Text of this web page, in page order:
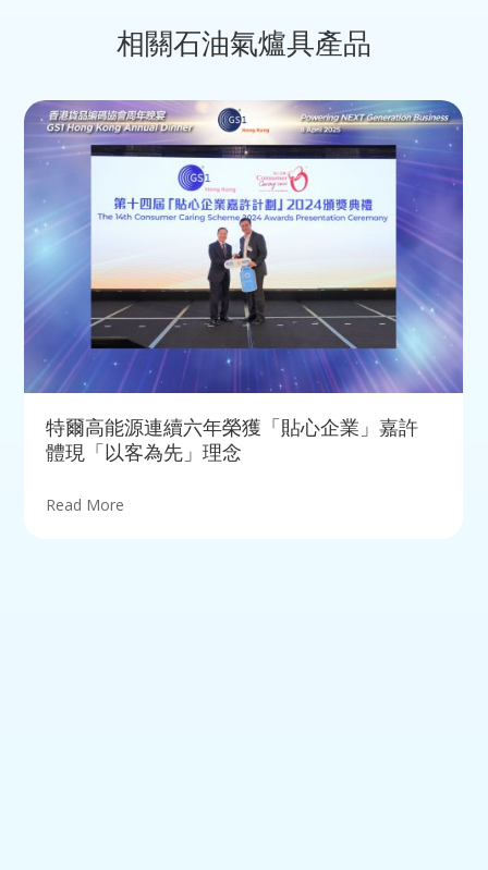
相關石油氣爐具產品
特爾高能源連續六年榮獲「貼心企業」嘉許
體現「以客為先」理念
Read More